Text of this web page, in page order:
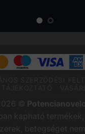
©
kapható
betegséget